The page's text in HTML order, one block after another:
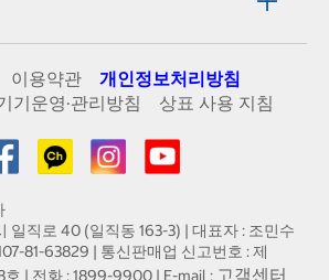
이용약관
개인정보처리방침
기운영·관리방침
상표 사용 지침
일직로 40 (일직동 163-3) | 대표자 : 조민수
81-63829 | 통신판매업 신고번호 : 제
호 | 전화 : 1899-9900 | E-mail : 고객센터